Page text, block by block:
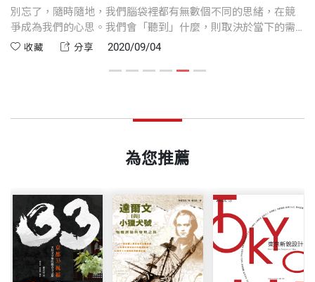
斯安納購地」的條件？租借政策？均值定理？艾略特
對於……什麼鬼東西的反諷譬喻？
這些課程，早已成為過去式。殘留下來的，只有一股
些恐怕再怎麼努力都學不會。但是，這裡頭還有一點
信號，就像浴室裡緩慢漏水的水龍頭。這冒出頭來的
信號，就是懷疑。
每當看到天分很高的孩子一派輕鬆的踏進校門，我心
受矚目。
《天下》雜誌資深文稿編輯。目前為自由撰稿人，專
事科學書籍翻譯、寫作。
著作《肝炎聖戰》（與羅時成合著）榮獲第一屆吳大
猷科普創作首獎金籤獎、《台灣蛇毒傳奇》（與羅時
成合著）獲行政院新聞局第二屆小太陽獎。
印刷規格 黑白
重量 435
別忘了，隨時隨地，我們腦袋裡都有無數個不同的思緒，在競
爭成為我們的心思。我們會「聽到」什麼，則取決於當下的需
求、分心或是焦慮。
收藏 分享 2020/09/04
為您推薦